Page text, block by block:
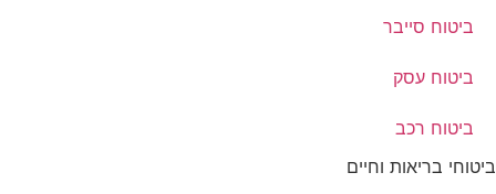
ביטוח סייבר
ביטוח עסק
ביטוח רכב
ביטוחי בריאות וחיים